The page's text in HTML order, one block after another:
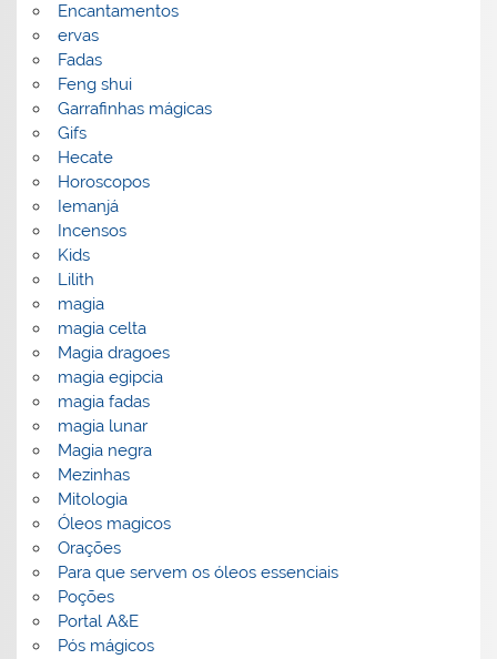
Encantamentos
ervas
Fadas
Feng shui
Garrafinhas mágicas
Gifs
Hecate
Horoscopos
Iemanjá
Incensos
Kids
Lilith
magia
magia celta
Magia dragoes
magia egipcia
magia fadas
magia lunar
Magia negra
Mezinhas
Mitologia
Óleos magicos
Orações
Para que servem os óleos essenciais
Poções
Portal A&E
Pós mágicos